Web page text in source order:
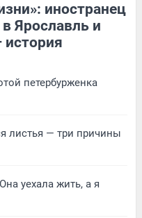
иностранец
Ярославль и
петербурженка
листья — три причины
уехала жить, а я